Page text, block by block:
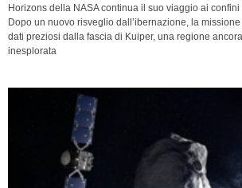
Horizons della NASA continua il suo viaggio ai
Dopo un nuovo risveglio dall’ibernazione, la
dati preziosi dalla fascia di Kuiper, una regione
inesplorata